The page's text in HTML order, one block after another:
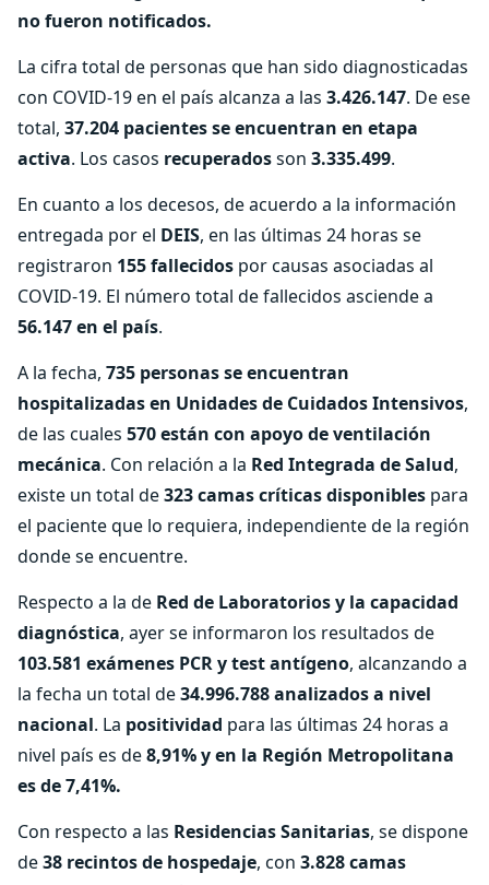
no fueron notificados.
La cifra total de personas que han sido diagnosticadas
con COVID-19 en el país alcanza a las 3.426.147. De ese
total, 37.204 pacientes se encuentran en etapa
activa. Los casos recuperadosson 3.335.499.
En cuanto a los decesos, de acuerdo a la información
entregada por el DEIS, en las últimas 24 horas se
registraron 155 fallecidos por causas asociadas al
COVID-19. El número total de fallecidos asciende a
56.147 en el país.
A la fecha, 735 personas se encuentran
hospitalizadas en Unidades de Cuidados Intensivos,
de las cuales 570 están con apoyo de ventilación
mecánica. Con relación a la Red Integrada de Salud,
existe un total de323 camas críticas disponibles para
el paciente que lo requiera, independiente de la región
donde se encuentre.
Respecto a la de Red de Laboratorios y la capacidad
diagnóstica, ayer se informaron los resultados de
103.581 exámenes PCR y test antígeno, alcanzando a
la fecha un total de34.996.788 analizados a nivel
nacional. La positividad para las últimas 24 horas a
nivel país es de8,91% y en la Región Metropolitana
es de 7,41%.
Con respecto a las Residencias Sanitarias, se dispone
de38 recintos de hospedaje, con 3.828 camas